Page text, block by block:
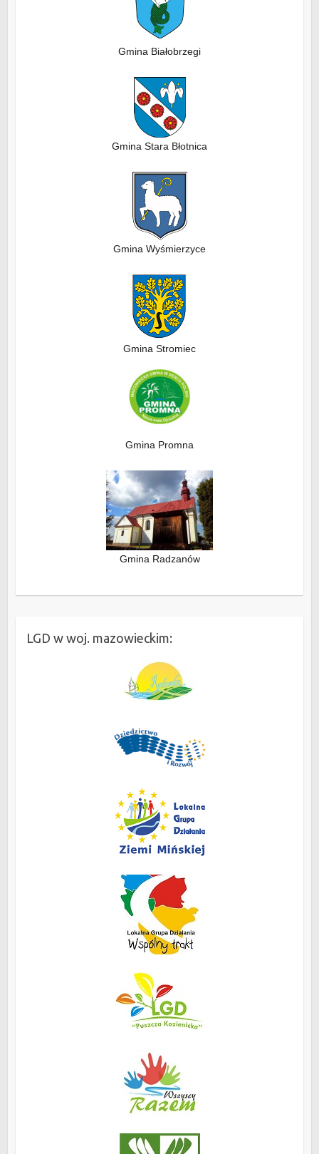
Gmina Białobrzegi
Gmina Stara Błotnica
Gmina Wyśmierzyce
Gmina Stromiec
Gmina Promna
Gmina Radzanów
LGD w woj. mazowieckim: